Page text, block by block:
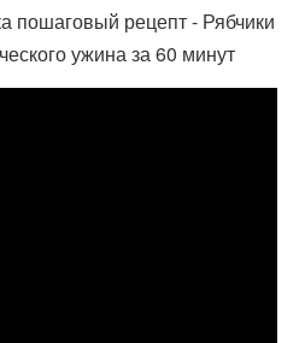
пошаговый рецепт - Рябчики
ужина за 60 минут